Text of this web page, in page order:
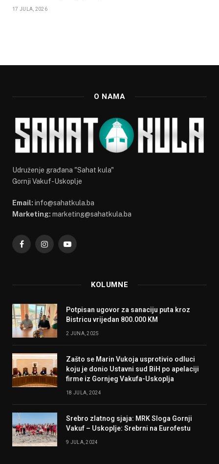
17 JULA, 2026
O NAMA
Udruženje građana "Sahat kula"
Gornji Vakuf-Uskoplje
Email: info@sahatkula.ba
Marketing: marketing@sahatkula.ba
FacebookInstagramYouTube
KOLUMNE
Potpisan ugovor za sanaciju puta kroz
Bistricu vrijedan 800.000 KM
2 JUNA, 2025
Zašto se Marin Vukoja usprotivio odluci
koju je donio Ustavni sud BiH po apelaciji
firme iz Gornjeg Vakufa-Uskoplja
18 JULA, 2024
Srebro zlatnog sjaja: MRK Sloga Gornji
Vakuf – Uskoplje: Srebrni na Eurofestu
9 JULA, 2024